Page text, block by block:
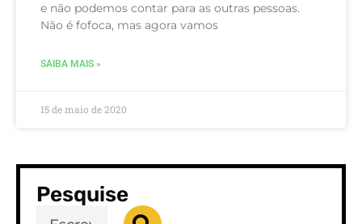
e não podemos contar para as outras pessoas.
Não é fofoca, mas agora vamos
SAIBA MAIS »
15 de maio de 2020
Pesquise